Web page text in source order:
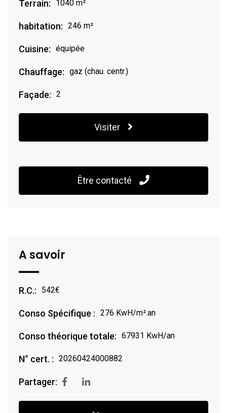
Terrain: 1040 m²
habitation: 246 m²
Cuisine: équipée
Chauffage: gaz (chau. centr.)
Façade: 2
Visiter
Être contacté
A savoir
R.C.: 542€
Conso Spécifique : 276 KwH/m².an
Conso théorique totale: 67931 KwH/an
N° cert. : 20260424000882
Partager: